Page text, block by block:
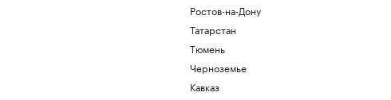
Ростов-на-Дону
Татарстан
Тюмень
Черноземье
Кавказ